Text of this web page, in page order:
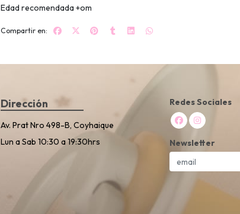
Edad recomendada +om
Compartir en:
Dirección
Av. Prat Nro 498-B, Coyhaique
Lun a Sab 10:30 a 19:30hrs
Redes Sociales
Newsletter